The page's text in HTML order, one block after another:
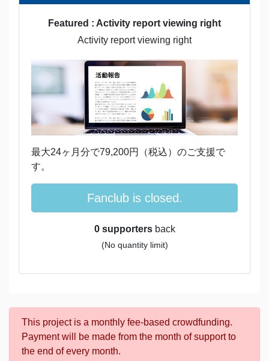
Featured : Activity report viewing right
Activity report viewing right
最大24ヶ月分で79,200円（税込）のご支援で
す。
Fanclub is closed.
0 supportersback
(No quantity limit)
This project is a monthly fee-based crowdfunding.
Payment will be made from the month of support to
the end of every month.